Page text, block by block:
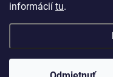
informácií tu.
Copyright 2026